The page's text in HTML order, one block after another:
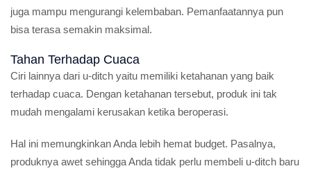
juga mampu mengurangi kelembaban. Pemanfaatannya pun
bisa terasa semakin maksimal.
Tahan Terhadap Cuaca
Ciri lainnya dari u-ditch yaitu memiliki ketahanan yang baik
terhadap cuaca. Dengan ketahanan tersebut, produk ini tak
mudah mengalami kerusakan ketika beroperasi.
Hal ini memungkinkan Anda lebih hemat budget. Pasalnya,
produknya awet sehingga Anda tidak perlu membeli u-ditch baru